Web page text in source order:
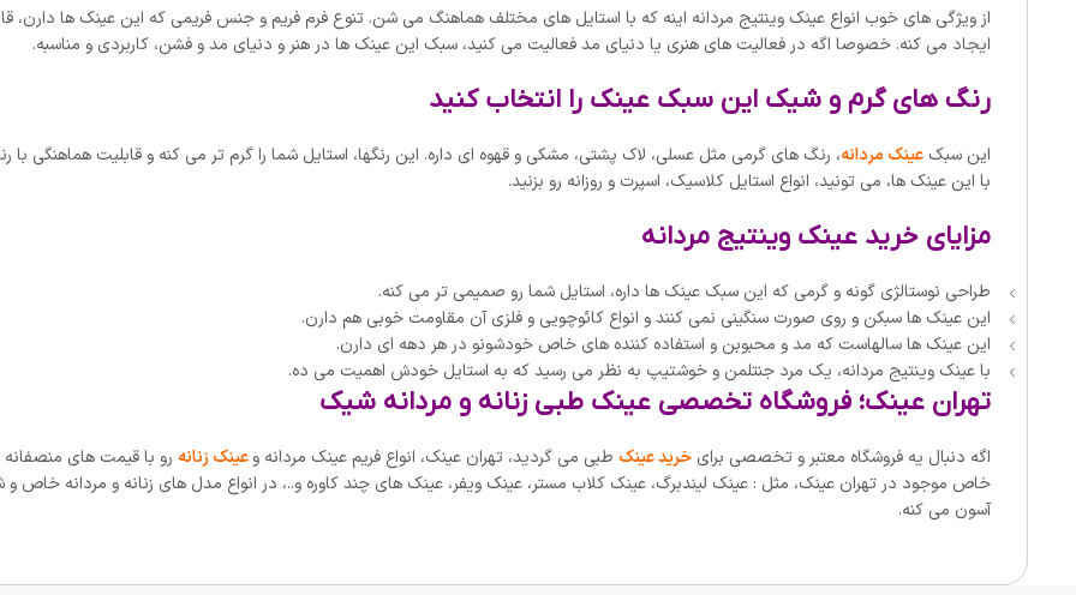
از ویژگی های خوب انواع عینک وینتیج مردانه اینه که با استایل های مختلف هماهنگ می شن. تنوع فرم فریم و جنس فریمی که این عینک ها دارن،
ایجاد می کنه. خصوصا اگه در فعالیت های هنری یا دنیای مد فعالیت می کنید، سبک این عینک ها در هنر و دنیای مد و فشن، کاربردی و مناسبه.
رنگ های گرم و شیک این سبک عینک را انتخاب کنید
این سبک عینک مردانه، رنگ های گرمی مثل عسلی، لاک پشتی، مشکی و قهوه ای داره. این رنگها، استایل شما را گرم تر می کنه و قابلیت هماهنگی
با این عینک ها، می تونید، انواع استایل کلاسیک، اسپرت و روزانه رو بزنید.
مزایای خرید عینک وینتیج مردانه
طراحی نوستالژی گونه و گرمی که این سبک عینک ها داره، استایل شما رو صمیمی تر می کنه.
این عینک ها سبکن و روی صورت سنگینی نمی کنند و انواع کائوچویی و فلزی آن مقاومت خوبی هم دارن.
این عینک ها سالهاست که مد و محبوبن و استفاده کننده های خاص خودشونو در هر دهه ای دارن.
با عینک وینتیج مردانه، یک مرد جنتلمن و خوشتیپ به نظر می رسید که به استایل خودش اهمیت می ده.
تهران عینک؛ فروشگاه تخصصی عینک طبی زنانه و مردانه شیک
اگه دنبال یه فروشگاه معتبر و تخصصی برای خرید عینک طبی می گردید، تهران عینک، انواع فریم عینک مردانه وعینک زنانه رو با قیمت های
خاص موجود در تهران عینک، مثل : عینک لیندبرگ، عینک کلاب مستر، عینک ویفر، عینک های چند کاوره و..، در انواع مدل های زنانه و مردانه خاص
آسون می کنه.